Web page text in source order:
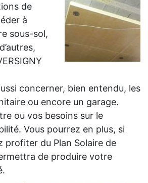
de
à
sous-sol,
concerner, bien entendu, les
ou encore un garage.
ou vos besoins sur le
Vous pourrez en plus, si
profiter du Plan Solaire de
de produire votre